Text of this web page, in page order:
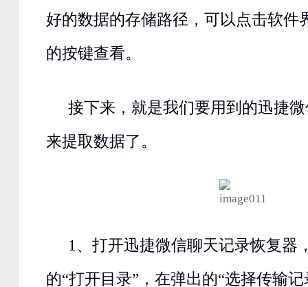
好的数据的存储路径，可以点击软件
的按键查看。
接下来，就是我们要用到的迅捷
来提取数据了。
1、打开迅捷微信聊天记录恢复器
的“打开目录”，在弹出的“选择传输